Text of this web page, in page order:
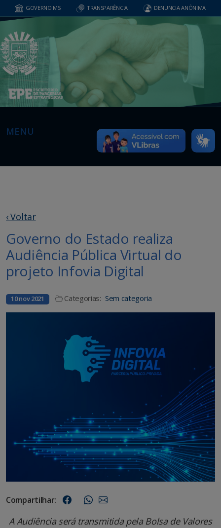
GOVERNO MS TRANSPARÊNCIA DENUNCIA ANÔNIMA
MENU
‹ Voltar
Governo do Estado realiza
Audiência Pública Virtual do
projeto Infovia Digital
10 nov 2021 Categorias: Sem categoria
Compartilhar:
A Audiência será transmitida pela Bolsa de Valores